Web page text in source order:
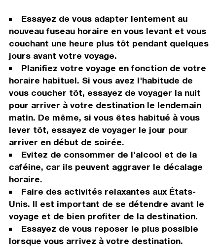
Essayez de vous adapter lentement au
nouveau fuseau horaire en vous levant et vous
couchant une heure plus tôt pendant quelques
jours avant votre voyage.
Planifiez votre voyage en fonction de votre
horaire habituel. Si vous avez l'habitude de
vous coucher tôt, essayez de voyager la nuit
pour arriver à votre destination le lendemain
matin. De même, si vous êtes habitué à vous
lever tôt, essayez de voyager le jour pour
arriver en début de soirée.
Evitez de consommer de l’alcool et de la
caféine, car ils peuvent aggraver le décalage
horaire.
Faire des activités relaxantes aux États-
Unis. Il est important de se détendre avant le
voyage et de bien profiter de la destination.
Essayez de vous reposer le plus possible
lorsque vous arrivez à votre destination.